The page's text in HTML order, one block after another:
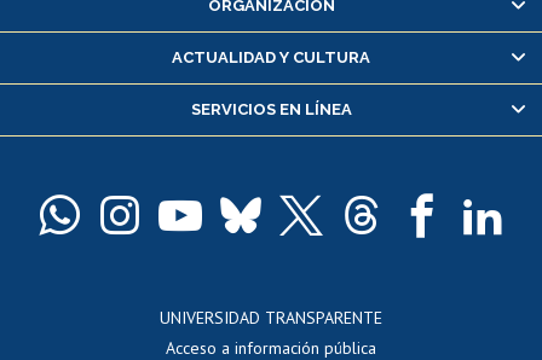
Consulta y certificado de notas
Servicio médico y dental
Pago de arancel y crédito alumnos
Docentes
ORGANIZACIÓN
ACTUALIDAD Y CULTURA
SERVICIOS EN LÍNEA
UNIVERSIDAD TRANSPARENTE
Acceso a información pública